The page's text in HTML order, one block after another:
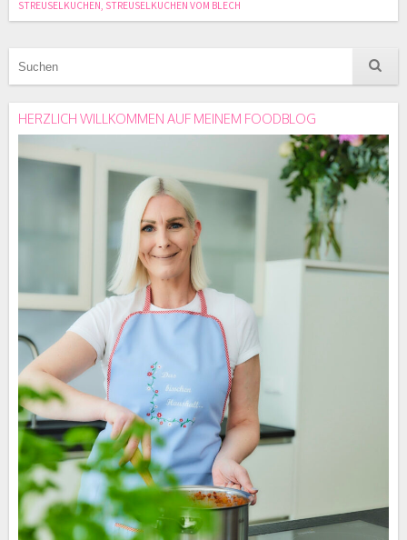
STREUSELKUCHEN, STREUSELKUCHEN VOM BLECH
HERZLICH WILLKOMMEN AUF MEINEM FOODBLOG